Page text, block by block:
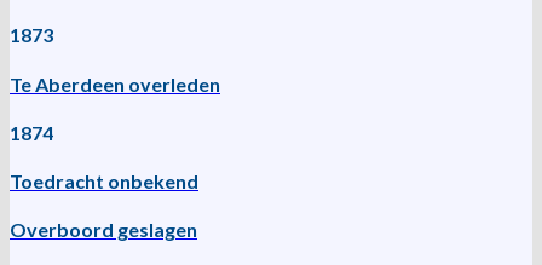
1873
Te Aberdeen overleden
1874
Toedracht onbekend
Overboord geslagen